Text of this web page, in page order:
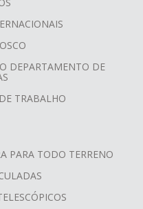
DEPARTAMENTO DE
TRABALHO
PARA TODO TERRENO